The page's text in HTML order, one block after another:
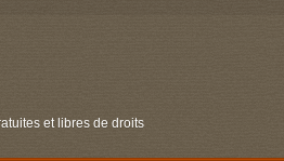
et libres de droits